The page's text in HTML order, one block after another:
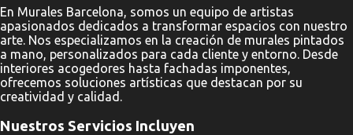
En Murales Barcelona, somos un equipo de artistas
apasionados dedicados a transformar espacios con nuestro
arte. Nos especializamos en la creación de murales pintados
a mano, personalizados para cada cliente y entorno. Desde
interiores acogedores hasta fachadas imponentes,
ofrecemos soluciones artísticas que destacan por su
creatividad y calidad.
Nuestros Servicios Incluyen